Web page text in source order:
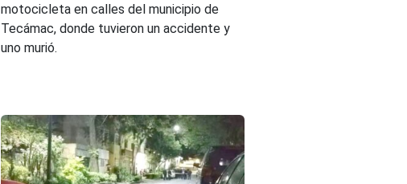
motocicleta en calles del municipio de
Tecámac, donde tuvieron un accidente y
uno murió.